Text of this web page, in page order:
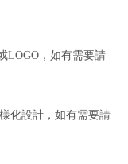
LOGO，如有需要請
化設計，如有需要請